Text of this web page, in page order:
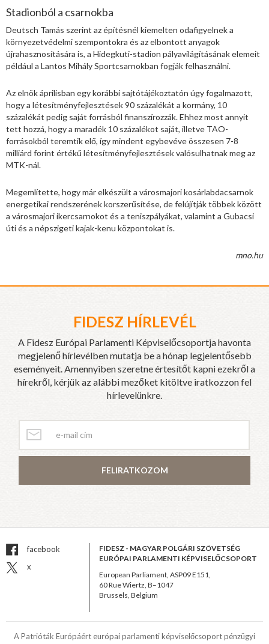
Stadionból a csarnokba
Deutsch Tamás szerint az építésnél kiemelten odafigyelnek a
környezetvédelmi szempontokra és az elbontott anyagok
újrahasznosítására is, a Hidegkuti-stadion pályavilágításának elemeit
például a Lantos Mihály Sportcsarnokban fogják felhasználni.
Az elnök áprilisban egy korábbi sajtótájékoztatón úgy fogalmazott,
hogy a létesítményfejlesztések 90 százalékát a kormány, 10
százalékát pedig saját forrásból finanszírozzák. Ehhez most annyit
tett hozzá, hogy a maradék 10 százalékot saját, illetve TAO-
forrásokból teremtik elő, így mindent egybevéve összesen 7-8
milliárd forint értékű létesítményfejlesztések valósulhatnak meg az
MTK-nál.
Megemlítette, hogy már elkészült a városmajori kosárlabdacsarnok
energetikai rendszerének korszerűsítése, de felújítják többek között
a városmajori ikercsarnokot és a teniszpályákat, valamint a Gubacsi
úti és a népszigeti kajak-kenu központokat is.
mno.hu
FIDESZ HÍRLEVÉL
A Fidesz Európai Parlamenti Képviselőcsoportja havonta
megjelenő hírlevélben mutatja be a hónap legjelentősebb
eseményeit. Amennyiben szeretne értesítőt kapni ezekről a
hírekről, kérjük az alábbi mezőket kitöltve iratkozzon fel
hírlevelünkre.
FELIRATKOZOM
facebook
x
FIDESZ - MAGYAR POLGÁRI SZÖVETSÉG
EURÓPAI PARLAMENTI KÉPVISELŐCSOPORT
European Parliament, ASP09 E151,
60 Rue Wiertz, B–1047
Brussels, Belgium
A Patrióták Európáért európai parlamenti képviselőcsoport pénzügyi